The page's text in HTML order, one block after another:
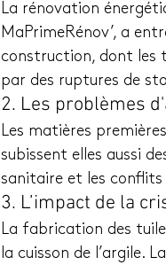
La rénovation
MaPrimeRénov’, a
construction, dont les
par des ruptures de
2. Les problèmes
Les matières
subissent elles aussi
sanitaire et les conflits
3. L’impact de la
La fabrication des
la cuisson de l’argile.